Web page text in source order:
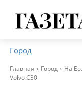
Город
Главная Город
На
Volvo C30